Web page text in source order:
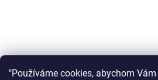
"Používáme cookies, abychom